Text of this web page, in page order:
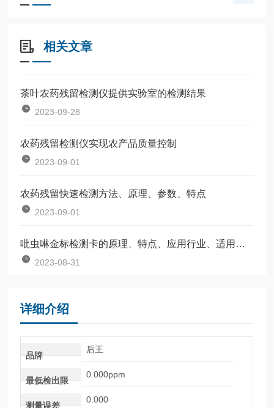
相关文章
茶叶农药残留检测仪提供实验室的检测结果
2023-09-28
​农药残留检测仪实现农产品质量控制
2023-09-01
农药残留快速检测方法、原理、参数、特点
2023-09-01
吡虫啉金标检测卡的原理、特点、应用行业、适用范围及操作步骤
2023-08-31
详细介绍
品牌
后王
最低检出限
0.000ppm
测量误差
0.000